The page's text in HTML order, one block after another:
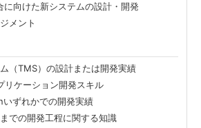
に向けた新システムの設計・開発
メント
（TMS）の設計または開発実績
リケーション開発スキル
ずれかでの開発実績
での開発工程に関する知識